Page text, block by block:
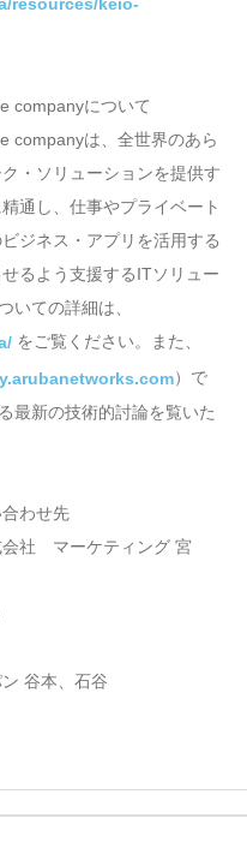
companyについて
companyは、全世界のあら
・ソリューションを提供す
通し、仕事やプライベート
ジネス・アプリを活用する
るよう支援するITソリュー
いての詳細は、
をご覧ください。また、
）で
最新の技術的討論を覧いた
わせ先
会社 マーケティング 宮
谷本、石谷